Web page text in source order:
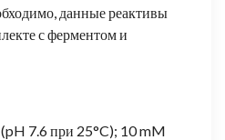
данные реактивы
с ферментом и
7.6 при 25°C); 10 mM